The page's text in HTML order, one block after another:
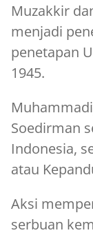
Muzakkir
menjadi
penetapan
1945.
Soedirman
Indonesia,
atau
Aksi
serbuan